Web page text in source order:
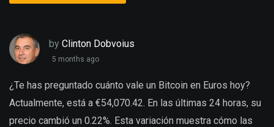
by Clinton Dobvoius
5 months ago
¿Te has preguntado cuánto vale un Bitcoin en Euros hoy?
Actualmente, está a €54,070.42. En las últimas 24 horas, su
precio cambió un 0.22%. Esta variación muestra cómo las